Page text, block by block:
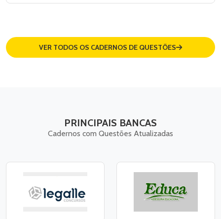
VER TODOS OS CADERNOS DE QUESTÕES
PRINCIPAIS BANCAS
Cadernos com Questões Atualizadas